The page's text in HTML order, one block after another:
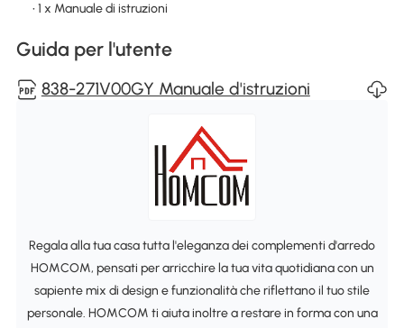
• 1 x Manuale di istruzioni
Guida per l'utente
838-271V00GY Manuale d'istruzioni
Regala alla tua casa tutta l'eleganza dei complementi d'arredo
HOMCOM, pensati per arricchire la tua vita quotidiana con un
sapiente mix di design e funzionalità che riflettano il tuo stile
personale. HOMCOM ti aiuta inoltre a restare in forma con una